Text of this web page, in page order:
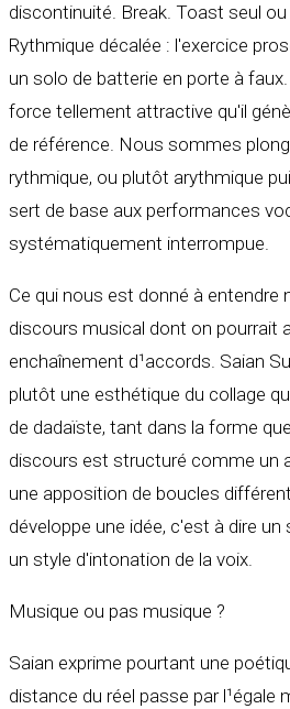
discontinuité. Break. Toast seul
Rythmique décalée : l'exercice
un solo de batterie en porte à
force tellement attractive qu'il
de référence. Nous sommes
rythmique, ou plutôt arythmique
sert de base aux performances
systématiquement interrompue.
Ce qui nous est donné à entendre
discours musical dont on pourrait
enchaînement d¹accords. Saian
plutôt une esthétique du collage
de dadaïste, tant dans la forme
discours est structuré comme un
une apposition de boucles
développe une idée, c'est à dire
un style d'intonation de la voix.
Musique ou pas musique ?
Saian exprime pourtant une
distance du réel passe par l¹égale